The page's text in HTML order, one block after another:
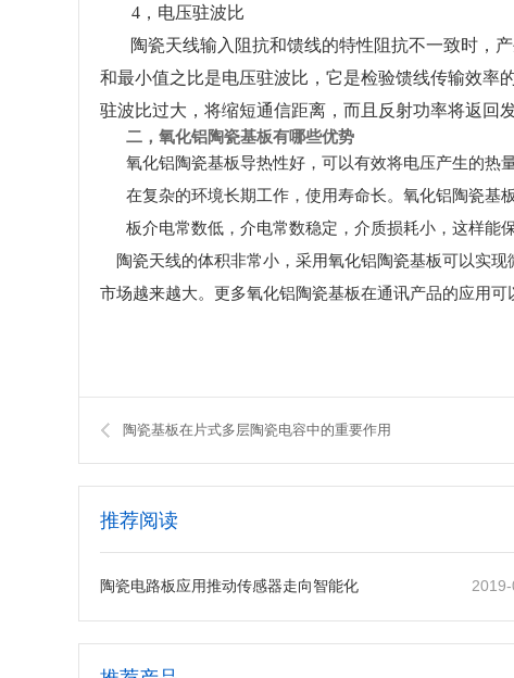
4，电压驻波比
陶瓷天线输入阻抗和馈线的特性阻抗不一致时，
和最小值之比是电压驻波比，它是检验馈线传输效率
驻波比过大，将缩短通信距离，而且反射功率将返回
二， 氧化铝陶瓷基板有哪些优势
氧化铝陶瓷基板导热性好，可以有效将电压产生的热
在复杂的环境长期工作，使用寿命长。氧化铝陶瓷基
板介电常数低，介电常数稳定，介质损耗小，这样能
陶瓷天线的体积非常小，采用氧化铝陶瓷基板可以实
市场越来越大。更多氧化铝陶瓷基板在通讯产品的应用可
陶瓷基板在片式多层陶瓷电容中的重要作用
推荐阅读
陶瓷电路板应用推动传感器走向智能化